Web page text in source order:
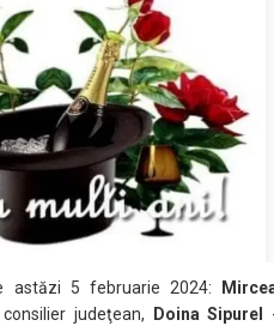
astăzi 5 februarie 2024:
judeţean, Doina Sipurel